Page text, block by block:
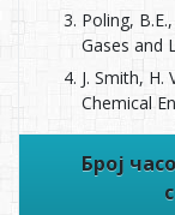
Poling,
Gases and
J. Smith,
Chemical
Број